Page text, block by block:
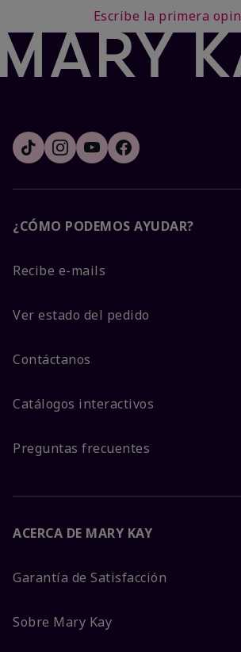
Escribe la primera
¿CÓMO PODEMOS AYUDAR?
Recibe e-mails
Ver estado del pedido
Contáctanos
Catálogos interactivos
Preguntas frecuentes
ACERCA DE MARY KAY
Garantía de Satisfacción
Sobre Mary Kay